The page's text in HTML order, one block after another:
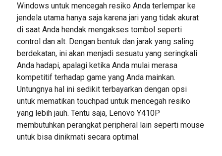
Windows untuk mencegah resiko Anda terlempar ke
jendela utama hanya saja karena jari yang tidak akurat
di saat Anda hendak mengakses tombol seperti
control dan alt. Dengan bentuk dan jarak yang saling
berdekatan, ini akan menjadi sesuatu yang seringkali
Anda hadapi, apalagi ketika Anda mulai merasa
kompetitif terhadap game yang Anda mainkan.
Untungnya hal ini sedikit terbayarkan dengan opsi
untuk mematikan touchpad untuk mencegah resiko
yang lebih jauh. Tentu saja, Lenovo Y410P
membutuhkan perangkat peripheral lain seperti mouse
untuk bisa dinikmati secara optimal.